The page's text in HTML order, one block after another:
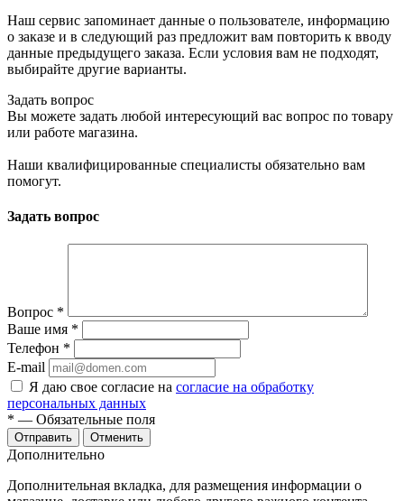
Наш сервис запоминает данные о пользователе, информацию
о заказе и в следующий раз предложит вам повторить к вводу
данные предыдущего заказа. Если условия вам не подходят,
выбирайте другие варианты.
Задать вопрос
Вы можете задать любой интересующий вас вопрос по товару
или работе магазина.
Наши квалифицированные специалисты обязательно вам
помогут.
Задать вопрос
Вопрос *
Ваше имя *
Телефон *
E-mail
Я даю свое согласие на согласие на обработку
персональных данных
* — Обязательные поля
Отменить
Дополнительно
Дополнительная вкладка, для размещения информации о